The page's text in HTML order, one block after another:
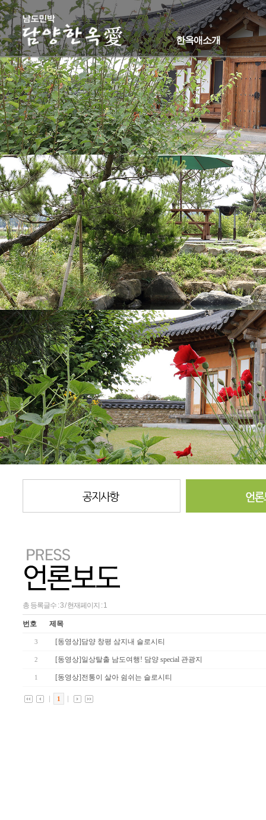
한옥애소개
총 등록글수 : 3 / 현재페이지 : 1
번호 제목
3 [동영상]담양 창평 삼지내 슬로시티
2 [동영상]일상탈출 남도여행! 담양 special 관광지
1 [동영상]전통이 살아 쉼쉬는 슬로시티
1